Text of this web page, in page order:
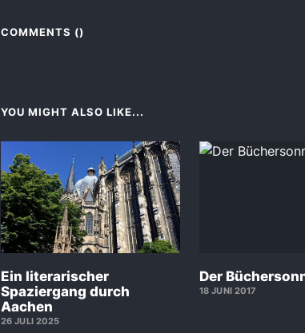
COMMENTS ()
YOU MIGHT ALSO LIKE...
Ein literarischer
Spaziergang durch
Aachen
26 JULI 2025
Der
18 JUNI 2017